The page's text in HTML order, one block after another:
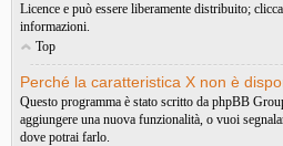
Licence e può essere liberamente distribuito;
informazioni.
Top
Perché la caratteristica X non è
Questo programma è stato scritto da phpBB
aggiungere una nuova funzionalità, o vuoi
dove potrai farlo.